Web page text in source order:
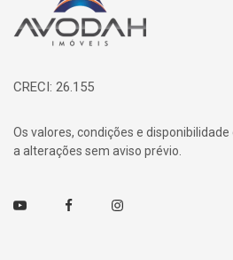
CRECI: 26.155
Os valores, condições e
a alterações sem aviso prévio.
Youtube FacebookInstagram